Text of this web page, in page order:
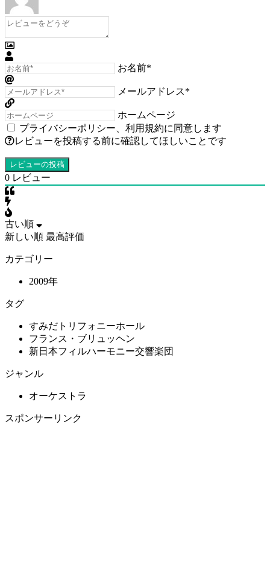
お名前*
メールアドレス*
ホームページ
プライバシーポリシー
利用規約に同意します
レビューを投稿する前に確認してほしいことです
0 レビュー
古い順
新しい順 最高評価
カテゴリー
2009年
タグ
すみだトリフォニーホール
フランス・ブリュッヘン
新日本フィルハーモニー交響楽団
ジャンル
オーケストラ
スポンサーリンク